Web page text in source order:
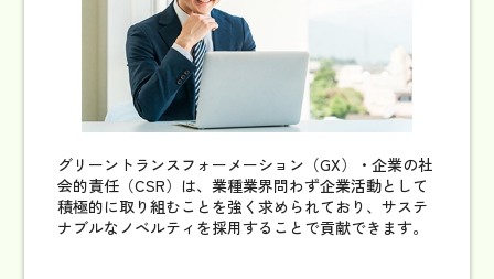
グリーントランスフォーメーション（GX）・企業の社
会的責任（CSR）は、業種業界問わず企業活動として
積極的に取り組むことを強く求められており、サステ
ナブルなノベルティを採用することで貢献できます。